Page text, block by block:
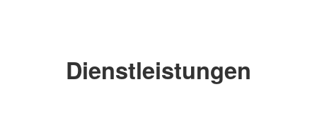
Dienstleistungen